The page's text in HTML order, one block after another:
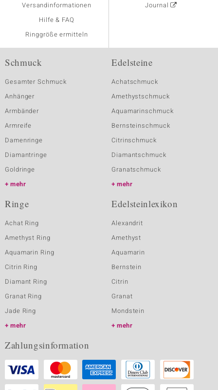
Versandinformationen
Hilfe & FAQ
Ringgröße ermitteln
Journal
Schmuck
Gesamter Schmuck
Anhänger
Armbänder
Armreife
Damenringe
Diamantringe
Goldringe
mehr
Edelsteine
Achatschmuck
Amethystschmuck
Aquamarinschmuck
Bernsteinschmuck
Citrinschmuck
Diamantschmuck
Granatschmuck
mehr
Ringe
Achat Ring
Amethyst Ring
Aquamarin Ring
Citrin Ring
Diamant Ring
Granat Ring
Jade Ring
mehr
Edelsteinlexikon
Alexandrit
Amethyst
Aquamarin
Bernstein
Citrin
Granat
Mondstein
mehr
Zahlungsinformation